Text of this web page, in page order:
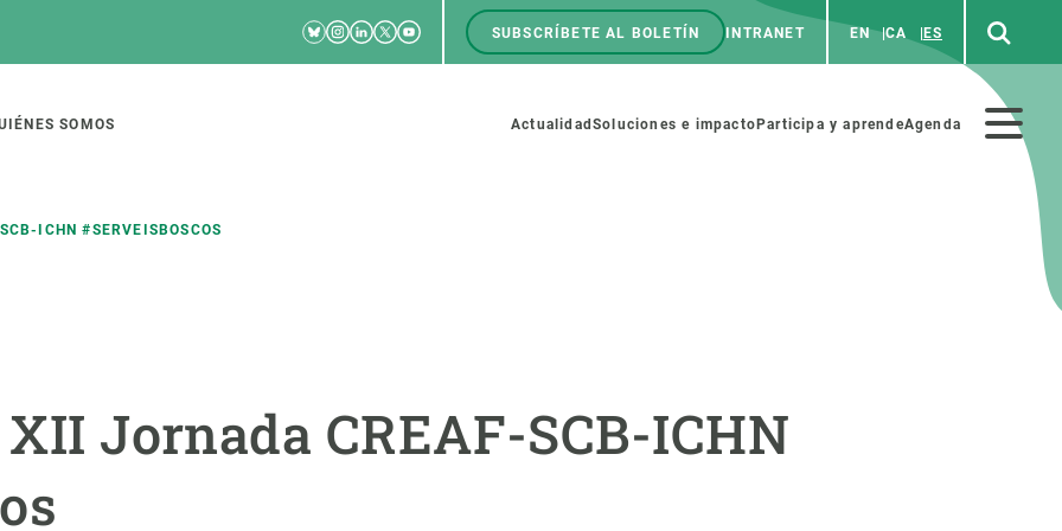
RRSS
Bluesky
Instagram
Linkedin
TwitterYoutube
Menú
top
SUBSCRÍBETE AL BOLETÍN INTRANET EN CA ES
SOMOS
Menú
Actualidad Soluciones e impacto Participa y aprendeAgenda
ICHN #SERVEISBOSCOS
Jornada CREAF-SCB-ICHN
de ecosistemas
Soluciones Estrategia de Recursos Humanos